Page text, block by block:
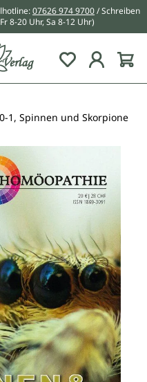
07626 974 9700/ Schreiben
8-20 Uhr, Sa 8-12 Uhr)
Du hast 0
1, Spinnen und Skorpione